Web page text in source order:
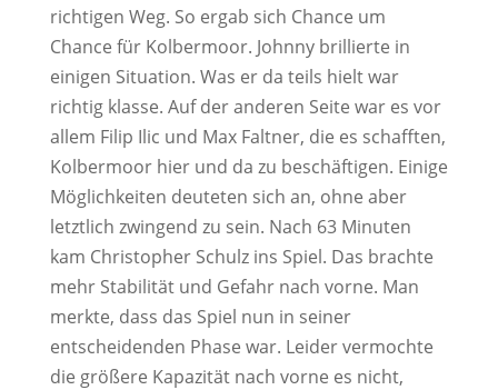
richtigen Weg. So ergab sich Chance um
Chance für Kolbermoor. Johnny brillierte in
einigen Situation. Was er da teils hielt war
richtig klasse. Auf der anderen Seite war es vor
allem Filip Ilic und Max Faltner, die es schafften,
Kolbermoor hier und da zu beschäftigen. Einige
Möglichkeiten deuteten sich an, ohne aber
letztlich zwingend zu sein. Nach 63 Minuten
kam Christopher Schulz ins Spiel. Das brachte
mehr Stabilität und Gefahr nach vorne. Man
merkte, dass das Spiel nun in seiner
entscheidenden Phase war. Leider vermochte
die größere Kapazität nach vorne es nicht,